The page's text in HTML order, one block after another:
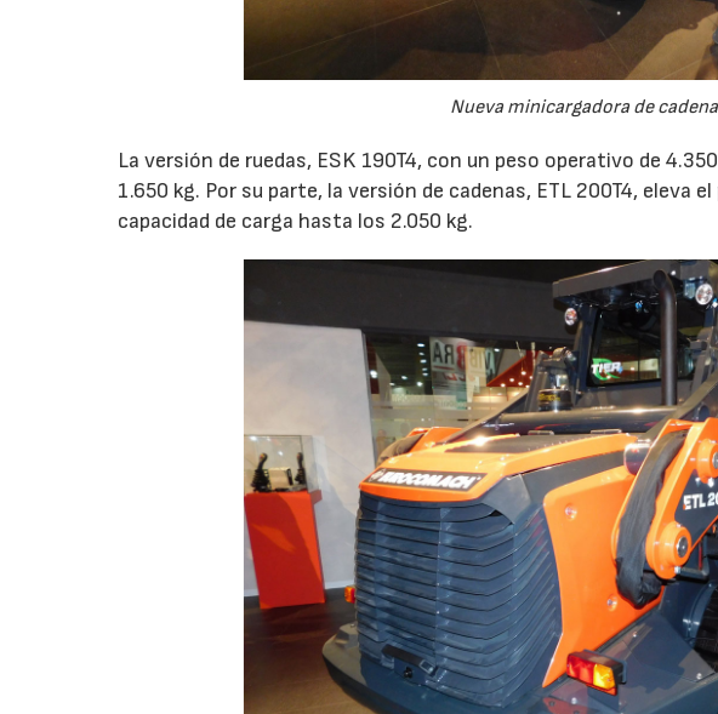
Nueva minicargadora de
La versión de ruedas, ESK 190T4, con un peso operativo de
1.650 kg. Por su parte, la versión de cadenas, ETL 200T4, eleva
capacidad de carga hasta los 2.050 kg.